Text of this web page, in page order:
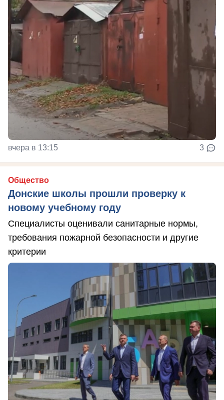
вчера в 13:15 3
Общество
Донские школы прошли проверку к
новому учебному году
Специалисты оценивали санитарные нормы,
требования пожарной безопасности и другие
критерии